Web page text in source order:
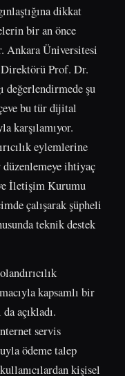
dikkat
bir an önce
Ankara Üniversitesi
Prof. Dr.
değerlendirmede şu
bu tür dijital
karşılamıyor.
eylemlerine
ihtiyaç
İletişim Kurumu
çalışarak şüpheli
teknik destek
kapsamlı bir
açıkladı.
servis
ödeme talep
kişisel